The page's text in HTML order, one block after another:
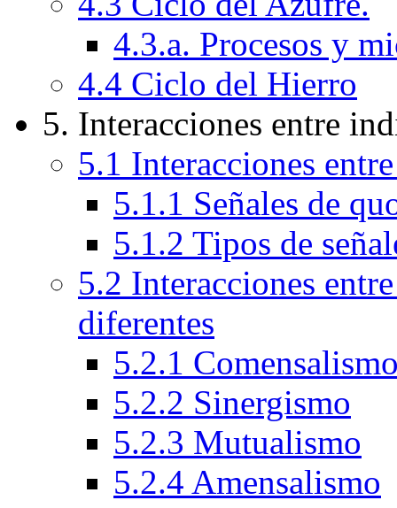
4.3.a. Procesos y
4.4 Ciclo del Hierro
5. Interacciones entre
5.1 Interacciones
5.1.1 Señales de
5.1.2 Tipos de
5.2 Interacciones
diferentes
5.2.1
5.2.2 Sinergismo
5.2.3 Mutualismo
5.2.4 Amensalismo